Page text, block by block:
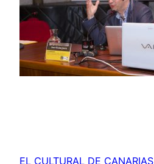
EL CULTURAL DE CANARIAS